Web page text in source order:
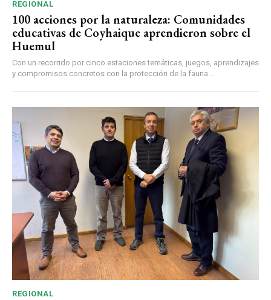
REGIONAL
100 acciones por la naturaleza: Comunidades
educativas de Coyhaique aprendieron sobre el
Huemul
Con un recorrido por cinco estaciones temáticas, juegos, aprendizajes
y compromisos concretos con la protección de la fauna...
REGIONAL